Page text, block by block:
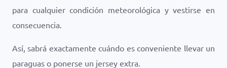
para cualquier condición meteorológica y vestirse en
consecuencia.
Así, sabrá exactamente cuándo es conveniente llevar un
paraguas o ponerse un jersey extra.